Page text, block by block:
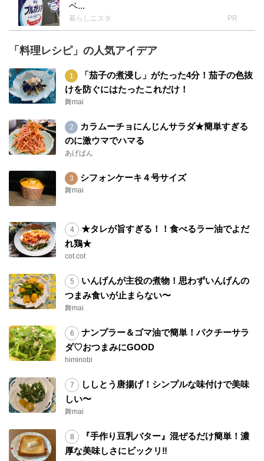
ベ...
暮らしニスタ PR
「料理レシピ」の人気アイデア
「茄子の煮浸し」がたった4分！茄子の色抜
けを防ぐにはたったこれだけ！
舞mai
カラムーチョにんじんサラダ★簡単すぎる
のに激ウマでハマる
あげぱん
シフォンケーキ４号サイズ
舞mai
★タレが旨すぎる！！食べるラー油でよだ
れ鶏★
cot.cot
いんげんが主役の煮物！思わずいんげんの
つまみ食いが止まらない〜
舞mai
ナンプラー＆ゴマ油で簡単！パクチーサラ
ダ♡おつまみにGOOD
himinobi
ししとう唐揚げ！シンプルな味付けで美味
しい〜
舞mai
『手作り豆乳バター』混ぜるだけ簡単！濃
厚な美味しさにビックリ‼︎